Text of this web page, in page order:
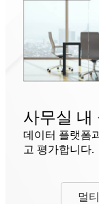
사무실 내
데이터 플랫폼
고 평가합니다.
멀